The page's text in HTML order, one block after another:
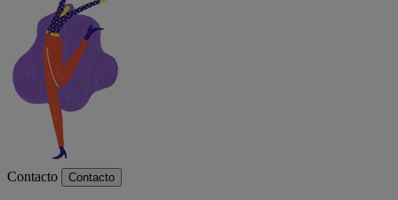
Contacto Contacto